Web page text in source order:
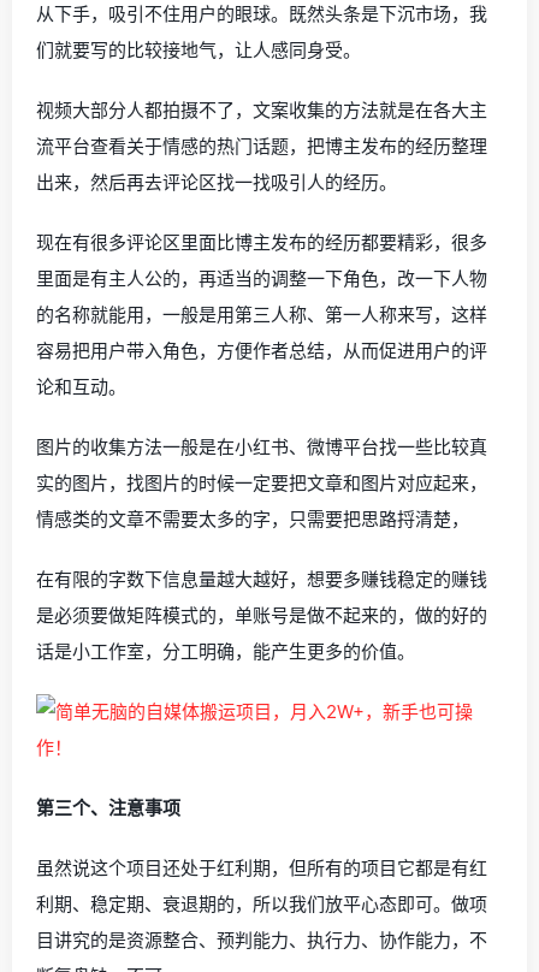
从下手，吸引不住用户的眼球。既然头条是下沉市场，我
们就要写的比较接地气，让人感同身受。
视频大部分人都拍摄不了，文案收集的方法就是在各大主
流平台查看关于情感的热门话题，把博主发布的经历整理
出来，然后再去评论区找一找吸引人的经历。
现在有很多评论区里面比博主发布的经历都要精彩，很多
里面是有主人公的，再适当的调整一下角色，改一下人物
的名称就能用，一般是用第三人称、第一人称来写，这样
容易把用户带入角色，方便作者总结，从而促进用户的评
论和互动。
图片的收集方法一般是在小红书、微博平台找一些比较真
实的图片，找图片的时候一定要把文章和图片对应起来，
情感类的文章不需要太多的字，只需要把思路捋清楚，
在有限的字数下信息量越大越好，想要多赚钱稳定的赚钱
是必须要做矩阵模式的，单账号是做不起来的，做的好的
话是小工作室，分工明确，能产生更多的价值。
第三个、注意事项
虽然说这个项目还处于红利期，但所有的项目它都是有红
利期、稳定期、衰退期的，所以我们放平心态即可。做项
目讲究的是资源整合、预判能力、执行力、协作能力，不